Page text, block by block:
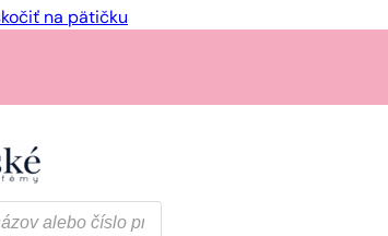
na pätičku